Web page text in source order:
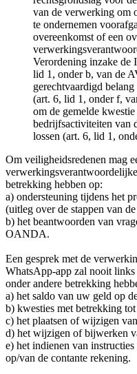
van de verwerking om
te ondernemen
overeenkomst of een
Verordening inzake de
lid 1, onder b, van de
gerechtvaardigd
(art. 6, lid 1, onder f,
om de gemelde
bedrijfsactiviteiten van
lossen (art. 6, lid 1,
Om veiligheidsredenen mag
betrekking hebben op:
a) ondersteuning tijdens het
(uitleg over de stappen van
b) het beantwoorden van
OANDA.
Een gesprek met de
WhatsApp-app zal nooit
onder andere betrekking
a) het saldo van uw geld op
b) kwesties met betrekking
c) het plaatsen of wijzigen
d) het wijzigen of bijwerken
e) het indienen van
op/van de contante rekening.